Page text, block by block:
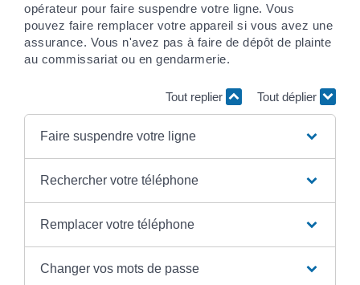
opérateur pour faire suspendre votre ligne. Vous
pouvez faire remplacer votre appareil si vous avez une
assurance. Vous n'avez pas à faire de dépôt de plainte
au commissariat ou en gendarmerie.
Tout replier Tout déplier
Faire suspendre votre ligne
Rechercher votre téléphone
Remplacer votre téléphone
Changer vos mots de passe